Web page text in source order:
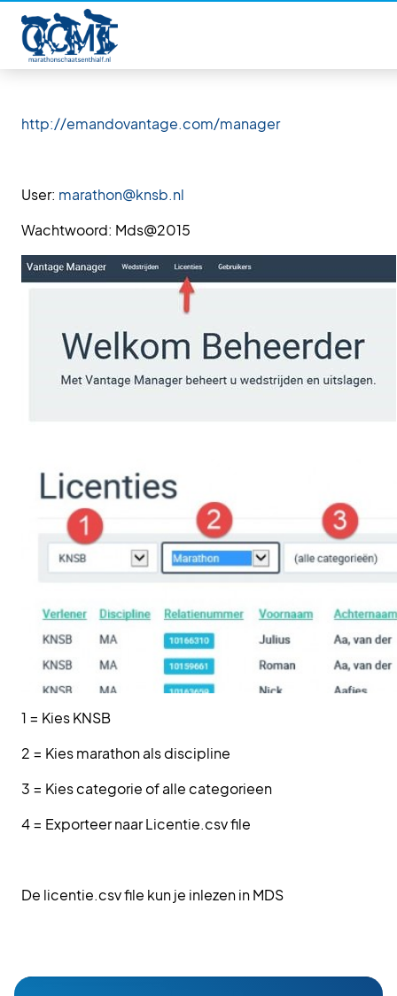
Je kunt via het volgende portal een licentie bestand
downloaden voor de Marathon-software:
http://emandovantage.com/manager
User: marathon@knsb.nl
Wachtwoord: Mds@2015
1 = Kies KNSB
2 = Kies marathon als discipline
3 = Kies categorie of alle categorieen
4 = Exporteer naar Licentie.csv file
De licentie.csv file kun je inlezen in MDS